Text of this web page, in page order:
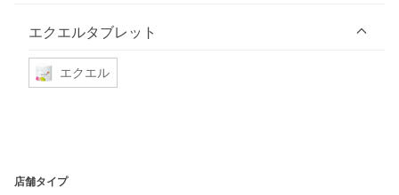
エクエルタブレット
エクエル
店舗タイプ